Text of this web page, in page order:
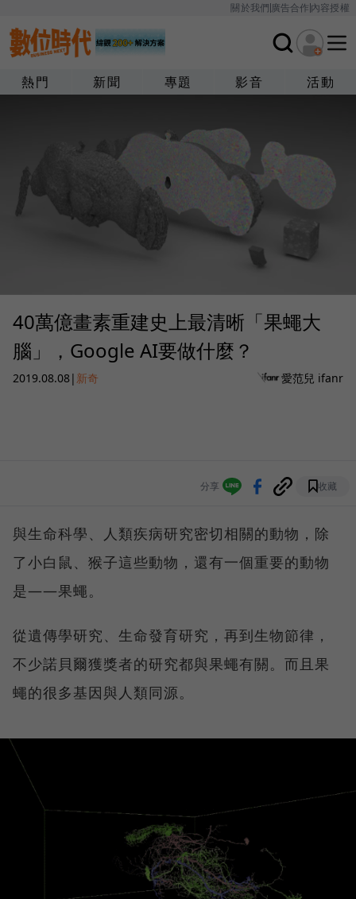
關於我們廣告合作內容授權
熱門 新聞 專題 影音 活動
40萬億畫素重建史上最清晰「果蠅大
腦」，Google AI要做什麼？
2019.08.08| 新奇 愛范兒 ifanr
分享 收藏
與生命科學、人類疾病研究密切相關的動物，除
了小白鼠、猴子這些動物，還有一個重要的動物
是——果蠅。
從遺傳學研究、生命發育研究，再到生物節律，
不少諾貝爾獲獎者的研究都與果蠅有關。而且果
蠅的很多基因與人類同源。